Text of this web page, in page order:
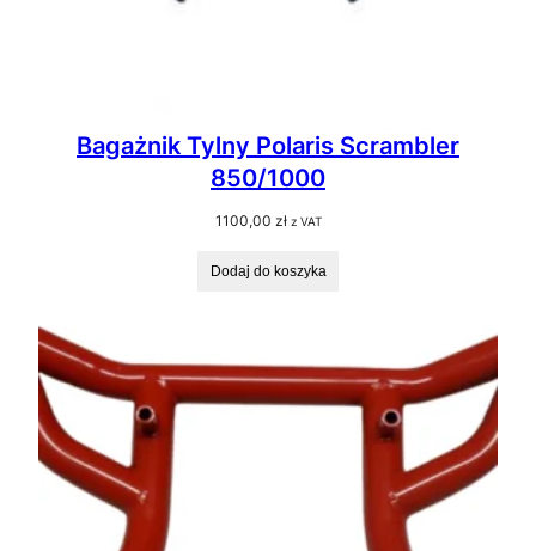
Bagażnik Tylny Polaris Scrambler
850/1000
1100,00 zł z VAT
Dodaj do koszyka